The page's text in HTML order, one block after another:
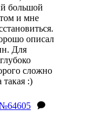
большой
и мне
описал
Для
сложно
такая :)